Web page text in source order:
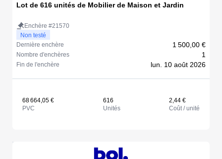
Lot de 616 unités de Mobilier de Maison et Jardin
Enchère #21570
Non testé
Dernière enchère
1 500,00 €
Nombre d'enchères 1
Fin de l'enchère lun. 10 août 2026
68 664,05 €
PVC
616
Unités
2,44 €
Coût / unité